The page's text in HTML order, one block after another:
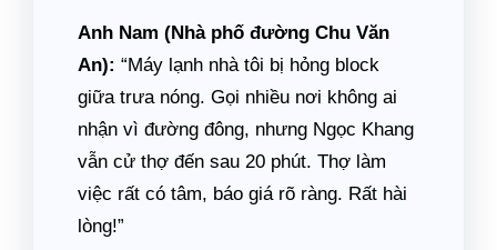
Anh Nam (Nhà phố đường Chu Văn
An): “Máy lạnh nhà tôi bị hỏng block
giữa trưa nóng. Gọi nhiều nơi không ai
nhận vì đường đông, nhưng Ngọc Khang
vẫn cử thợ đến sau 20 phút. Thợ làm
việc rất có tâm, báo giá rõ ràng. Rất hài
lòng!”